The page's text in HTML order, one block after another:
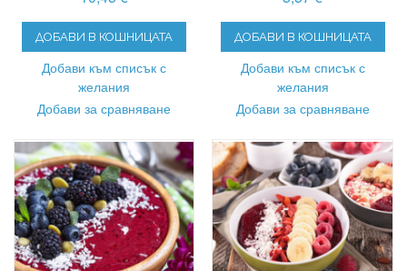
ДОБАВИ В КОШНИЦАТА
Добави към списък с
желания
Добави за сравняване
ДОБАВИ В КОШНИЦАТА
Добави към списък с
желания
Добави за сравняване